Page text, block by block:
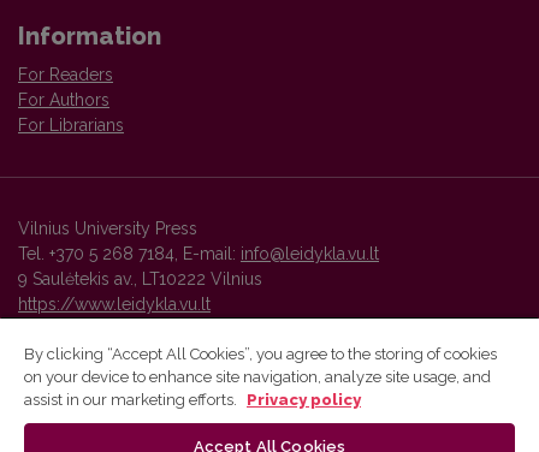
Information
For Readers
For Authors
For Librarians
Vilnius University Press
Tel. +370 5 268 7184, E-mail: info@leidykla.vu.lt
9 Saulėtekis av., LT10222 Vilnius
https://www.leidykla.vu.lt
Vilnius University Press platform and metadata are distributed by
By clicking “Accept All Cookies”, you agree to the storing of cookies
on your device to enhance site navigation, analyze site usage, and
assist in our marketing efforts.
Privacy policy
Accept All Cookies